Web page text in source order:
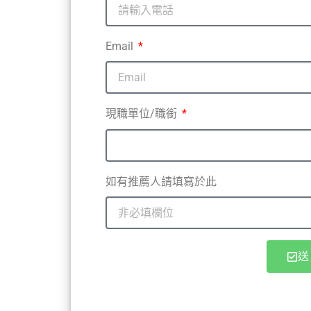
Email
現職單位/職銜
如有推薦人請填寫於此